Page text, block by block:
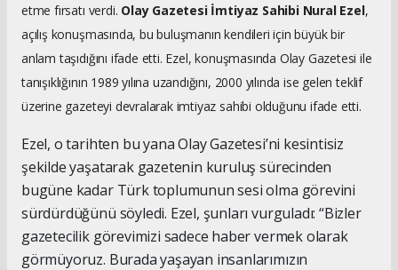
etme fırsatı verdi. Olay Gazetesi İmtiyaz Sahibi Nural Ezel,
açılış konuşmasında, bu buluşmanın kendileri için büyük bir
anlam taşıdığını ifade etti. Ezel, konuşmasında Olay Gazetesi ile
tanışıklığının 1989 yılına uzandığını, 2000 yılında ise gelen teklif
üzerine gazeteyi devralarak imtiyaz sahibi olduğunu ifade etti.
Ezel, o tarihten bu yana Olay Gazetesi’ni kesintisiz
şekilde yaşatarak gazetenin kuruluş sürecinden
bugüne kadar Türk toplumunun sesi olma görevini
sürdürdüğünü söyledi. Ezel, şunları vurguladı: “Bizler
gazetecilik görevimizi sadece haber vermek olarak
görmüyoruz. Burada yaşayan insanlarımızın